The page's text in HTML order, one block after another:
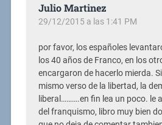
Julio Martinez
29/12/2015 a las 1:41 PM
por favor, los españoles
los 40 años de Franco, en los
encargaron de hacerlo mierda.
mismo verso de la libertad, la
liberal……….en fin lea un poco. le
del franquismo, libro muy bien